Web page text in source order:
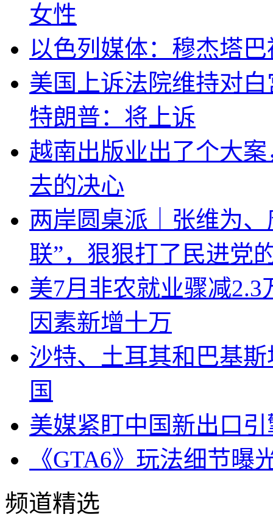
女性
以色列媒体：穆杰塔
美国上诉法院维持对
特朗普：将上诉
越南出版业出了个大
去的决心
两岸圆桌派｜张维为
联”，狠狠打了民进党
美7月非农就业骤减
因素新增十万
沙特、土耳其和巴基
国
美媒紧盯中国新出口
《GTA6》玩法细节
频道精选